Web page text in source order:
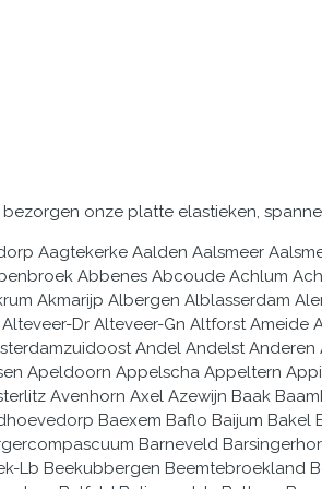
bezorgen onze platte elastieken,
Akkrum Akmarijp Albergen Alblasserdam Alem Alkemade Alkmaar Allingawier Almelo Almen Almen Almere Almkerk Alphena/Drijn Alphen-Gld Alphen-Nb Alteveer-Dr Alteveer-Gn Altforst Ameide America Amerongen Amersfoort Ammerstol Ammerzoden Amstelhoek Amstelveen Amstenrade Amsterdam Amsterdamzuidoost Andel Andelst Anderen Andijk Ane Anerveen Angeren Angerlo Anjum Ankeveen Anloo Annapaulowna Annen Annerveenschekanaal Ansen Apeldoorn Appelscha Appeltern Appingedam Arcen Arkel Arnemuiden Arnhem Arrien Arum Asch Asperen Assen Assendelft Asten Augsbuurt Austerlitz Avenhorn Axel Azewijn Baak Baambrugge Baard Baarland Baarlenassau Baarlo-Lb Baarlo-Ov Baarn Babberich Babylonienbroek Badhoevedorp Baexem Baflo Baijum Bakel Bakhuizen Bakkeveen Balinge Balk Balkbrug Balloo Ballum Banholt Bant Bantega Barchem Barendrecht Bargercompascuum Barneveld Barsingerhorn Batenburg Bathem Bavel Bedum Beegden Beekbergen Beekendonk Beekgem.Bergh-Gld Beek-Gld Beek-Lb Beekubbergen Beemtebroekland Beers-Fr Beers-Nb Beerta Beesd Beesel Beetgum Beetgumermolen Beets-Nh Beetsterzwaag Beilen Beinsdorp Belfeld Belingwolde Beltrum Bemelen Bemmel Benedenleeuwen Bennebroek Bennekom Benneveld Benningbroek Benschop Bentelo Benthuizen Bentveld Bergambacht Bergenaanzee Bergendal Bergen-Lb Bergen-Nh Bergenopzoom Bergenterblijt Bergentheim Bergeyk Bergharen Berghem Bergschenhoek Bergum Bergum Berkelenrodenrijs Berkelenschot Berkenwoude Berkhout Berlicum-Nb Berlikum-Fr Berlinge Best Beugen Beuningen-Gld Beuningen-Ov Beusichem Beverwijk Biddinghuizen Bierum Biervliet Biesthoutakker Biezenmortel Biggekerke Bilthoven Bingelrade Birdaard Bladel Blankenheim Blaricum Blauwhuis Bleiswijk Blesdijke Bleskensgraaf Blessum Blija Blijham Blitterswijck Bloemendaal Blokker Blokland Blokland Blokzijl Bocholtz Bodegraven Boekel Boekelo Boelenslaan Boerakker Boesingeliede Boijl Bolsward Bontebok Boornbergum Borculo Borger Borgercompagnie Borgsweer Born Borne Bornerbroek Bornwird Borsele Boschenduin Boskoop Bosschenhoofd Botlek Bovenkarsel Bovenleeuwen Bovensmilde Boxmeer Boxtel Bozum Braamt Brakel Brandtgum Brandwijk Breda Bredevoort Breedenbroek Breezand Breskens Breugel Breukelen Breukeleveen Brielle Briltil Britsum Britswerd Broek-Fr Broekhuizen-Lb Broekhuizenvorst Broekinwaterland Broekland-Ov Broekoplangedijk Broeksterwoude Broek-Zh Bronkhorst Bronneger Brouwershaven Bruchem Brucht Bruchterveld Bruinehaar Bruinisse Brummen Brunssum Buchten Budel Buggenum Buinen Buinerveen Buitenkaag Bunde Bunne Bunnik Bunschotenspakenburg Buren-Fr Buren-Gld Burgerbrug Burgerveen Burghhaamstede Burgwerd Burum Bussum Buurmalsen Cadierenkeer Cadzand Callantsoog Capellea/Dijssel Casteren Castricum Chaam Clinge Coevorden Colijnsplaat Collendoorn Colmschate Cornjum Cothen Cromvoirt Cuijk Culembourg Daarle Daarlerveen Dalen Dalen Dalerpeel Dalerveen Dalfsen